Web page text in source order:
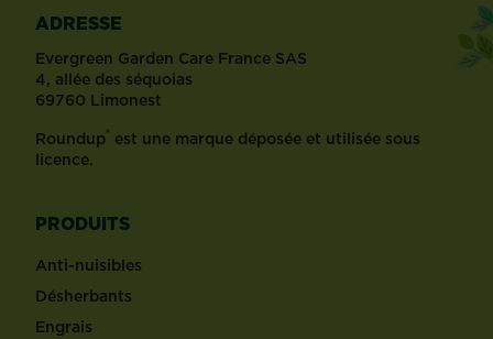
ADRESSE
Evergreen Garden Care France SAS
4, allée des séquoias
69760 Limonest
Roundup® est une marque déposée et utilisée sous
licence.
PRODUITS
Anti-nuisibles
Désherbants
Engrais